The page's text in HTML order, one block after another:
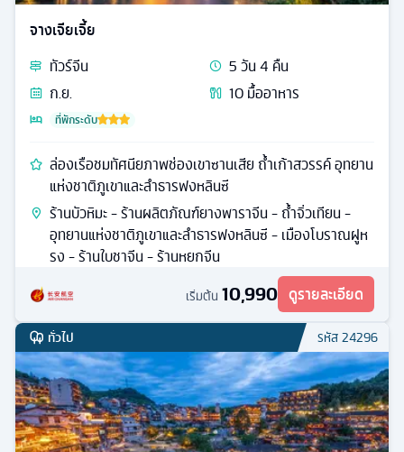
จางเจียเจี้ย
ทัวร์จีน 5วัน4 คืน
ก.ย.
10มื้ออาหาร
ที่พักระดับ
ล่องเรือชมทัศนียภาพช่องเขาซานเสีย ถ้ำเก้าสวรรค์ อุทยาน
แห่งชาติภูเขาและลำธารฟงหลินซี
ร้านบัวหิมะ - ร้านผลิตภัณฑ์ยางพาราจีน - ถ้ำจิ่วเทียน -
อุทยานแห่งชาติภูเขาและลำธารฟงหลินซี - เมืองโบราณฝูห
รง - ร้านใบชาจีน - ร้านหยกจีน
เริ่มต้น 10,990 ดูรายละเอียด
ทั่วไป รหัส24296